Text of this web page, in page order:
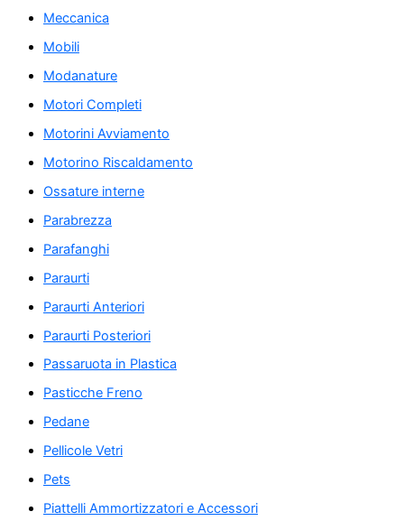
Meccanica
Mobili
Modanature
Motori Completi
Motorini Avviamento
Motorino Riscaldamento
Ossature interne
Parabrezza
Parafanghi
Paraurti
Paraurti Anteriori
Paraurti Posteriori
Passaruota in Plastica
Pasticche Freno
Pedane
Pellicole Vetri
Pets
Piattelli Ammortizzatori e Accessori